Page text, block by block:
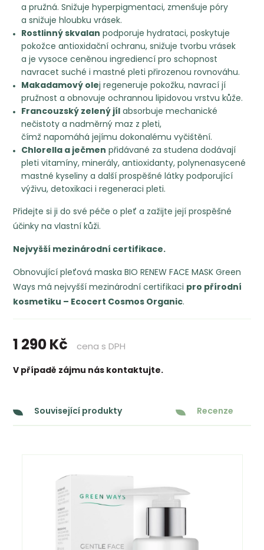
a pružná. Snižuje hyperpigmentaci, zmenšuje póry
a snižuje hloubku vrásek.
Rostlinný skvalan podporuje hydrataci, poskytuje
pokožce antioxidační ochranu, snižuje tvorbu vrásek
a je vysoce ceněnou ingrediencí pro schopnost
navracet suché i mastné pleti přirozenou rovnováhu.
Makadamový olej regeneruje pokožku, navrací jí
pružnost a obnovuje ochrannou lipidovou vrstvu kůže.
Francouzský zelený jíl absorbuje mechanické
nečistoty a nadměrný maz z pleti,
čímž napomáhá jejímu dokonalému vyčištění.
Chlorella a ječmen přidávané za studena dodávají
pleti vitamíny, minerály, antioxidanty, polynenasycené
mastné kyseliny a další prospěšné látky podporující
výživu, detoxikaci i regeneraci pleti.
Přidejte si ji do své péče o pleť a zažijte její prospěšné
účinky na vlastní kůži.
Nejvyšší mezinárodní certifikace.
Obnovující pleťová maska BIO RENEW FACE MASK Green
Ways má nejvyšší mezinárodní certifikaci pro přírodní
kosmetiku – Ecocert Cosmos Organic.
1 290 Kč cena s DPH
V případě zájmu nás kontaktujte.
Související produkty Recenze